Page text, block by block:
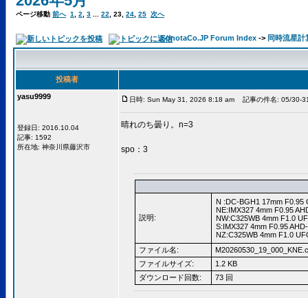
ページ移動 前へ 1 2 3 22 23 24 25 次へ
SonotaCo.JP Forum Index -> 同時流星
投稿者
yasu9999
登録日: 2016.10.04
記事: 1592
所在地: 神奈川県藤沢市
日時: Sun May 31, 2026 8:18 am 記事の件名: 05/30-
晴れのち曇り。n=3
spo：3
説明:
N :DC-BGH1 17mm F0.95
NE:IMX327 4mm F0.95
NW:C325WB 4mm F1.0
S:IMX327 4mm F0.95
NZ:C325WB 4mm F1.0
ファイル名:
ファイルサイズ:
1.2 KB
ダウンロード回数:
73 回